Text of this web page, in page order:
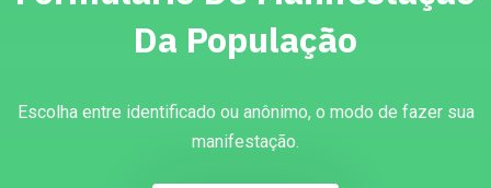
Da População
Escolha entre identificado ou anônimo, o modo de fazer sua
manifestação.